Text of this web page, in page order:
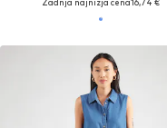
Zadnja najnižja cena16,74 €